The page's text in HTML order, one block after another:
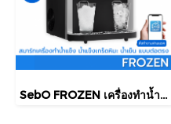
SebO FROZEN เครื่องทำน้ำแข็งเกล็ด น้ำแข็งก้อน น้ำเย็นเจี๊ยบ กดไม่ต้องตัก ต่อน้ำตรง ทำน้ำแข็งรวดเร็ว 18ลิตร/วัน พร้อมแอพ